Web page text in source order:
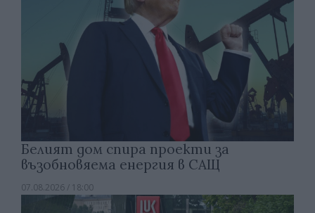
Белият дом спира проекти за
възобновяема енергия в САЩ
07.08.2026 / 18:00